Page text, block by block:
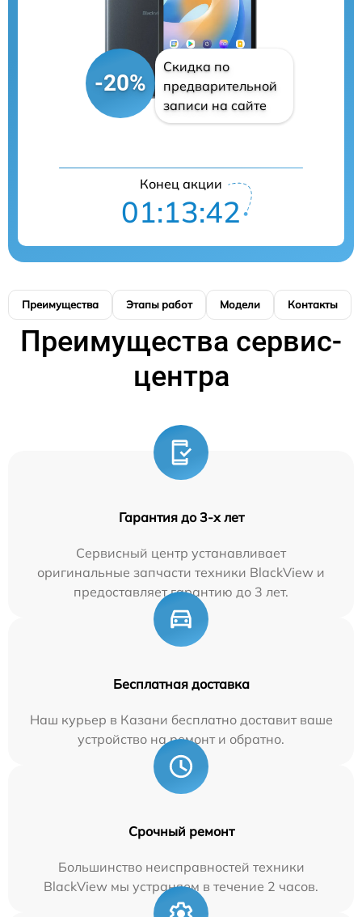
-20%
Скидка по
предварительной
записи на сайте
Конец акции
01:13:41
Преимущества Этапы работ Модели Контакты
Преимущества сервис-
центра
Гарантия до 3-х лет
Сервисный центр устанавливает
оригинальные запчасти техники BlackView и
предоставляет гарантию до 3 лет.
Бесплатная доставка
Наш курьер в Казани бесплатно доставит ваше
устройство на ремонт и обратно.
Срочный ремонт
Большинство неисправностей техники
BlackView мы устраняем в течение 2 часов.